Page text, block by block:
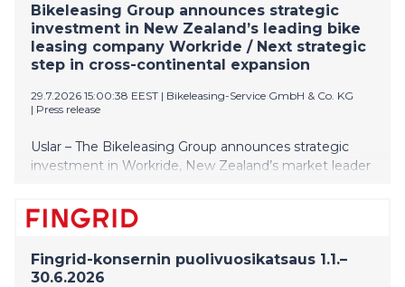
Bikeleasing Group announces strategic
investment in New Zealand’s leading bike
leasing company Workride / Next strategic
step in cross-continental expansion
29.7.2026 15:00:38 EEST | Bikeleasing-Service GmbH & Co. KG
| Press release
Uslar – The Bikeleasing Group announces strategic
investment in Workride, New Zealand’s market leader
Workride’s offering. The investment extends the
its next cross-continental step in its growth trajectory.
Fingrid-konsernin puolivuosikatsaus 1.1.–
30.6.2026